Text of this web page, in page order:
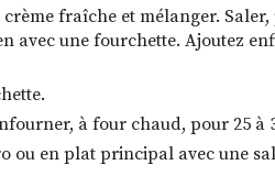
fraîche et mélanger.
avec une fourchette. Ajoutez
à four chaud, pour 25 à
ou en plat principal avec une